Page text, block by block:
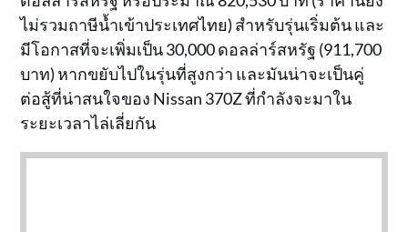
ไม่รวมถาษีน้ำเข้าประเทศไทย) สำหรับรุ่นเริ่มต้น และ
มีโอกาสที่จะเพิ่มเป็น 30,000 ดอลล่าร์สหรัฐ (911,700
บาท) หากขยับไปในรุ่นที่สูงกว่า และมันน่าจะเป็นคู่
ต่อสู้ที่น่าสนใจของ Nissan 370Z ที่กำลังจะมาใน
ระยะเวลาไล่เลี่ยกัน